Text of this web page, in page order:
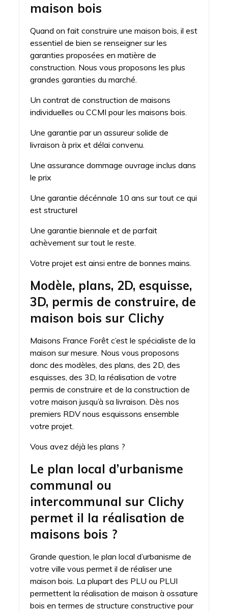
maison bois
Quand on fait construire une maison bois, il est
essentiel de bien se renseigner sur les
garanties proposées en matière de
construction. Nous vous proposons les plus
grandes garanties du marché.
Un contrat de construction de maisons
individuelles ou CCMI pour les maisons bois.
Une garantie par un assureur solide de
livraison à prix et délai convenu.
Une assurance dommage ouvrage inclus dans
le prix
Une garantie décénnale 10 ans sur tout ce qui
est structurel
Une garantie biennale et de parfait
achèvement sur tout le reste.
Votre projet est ainsi entre de bonnes mains.
Modèle, plans, 2D, esquisse,
3D, permis de construire, de
maison bois sur Clichy
Maisons France Forêt c’est le spécialiste de la
maison sur mesure. Nous vous proposons
donc des modèles, des plans, des 2D, des
esquisses, des 3D, la réalisation de votre
permis de construire et de la construction de
votre maison jusqu’à sa livraison. Dès nos
premiers RDV nous esquissons ensemble
votre projet.
Vous avez déjà les plans ?
Le plan local d’urbanisme
communal ou
intercommunal sur Clichy
permet il la réalisation de
maisons bois ?
Grande question, le plan local d’urbanisme de
votre ville vous permet il de réaliser une
maison bois. La plupart des PLU ou PLUI
permettent la réalisation de maison à ossature
bois en termes de structure constructive pour